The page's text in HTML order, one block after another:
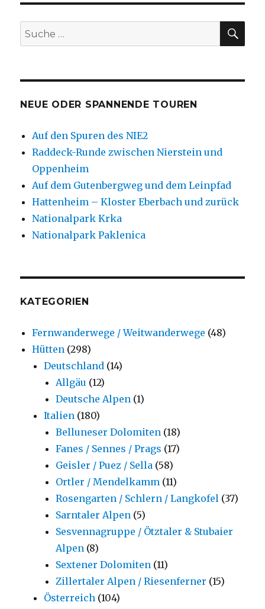
Suche
nach:
NEUE ODER SPANNENDE TOUREN
Auf den Spuren des NIE2
Raddeck-Runde zwischen Nierstein und
Oppenheim
Auf dem Gutenbergweg und dem Leinpfad
Hattenheim – Kloster Eberbach und zurück
Nationalpark Krka
Nationalpark Paklenica
KATEGORIEN
Fernwanderwege / Weitwanderwege (48)
Hütten (298)
Deutschland (14)
Allgäu (12)
Deutsche Alpen (1)
Italien (180)
Belluneser Dolomiten (18)
Fanes / Sennes / Prags (17)
Geisler / Puez / Sella (58)
Ortler / Mendelkamm (11)
Rosengarten / Schlern / Langkofel (37)
Sarntaler Alpen (5)
Sesvennagruppe / Ötztaler & Stubaier
Alpen (8)
Sextener Dolomiten (11)
Zillertaler Alpen / Riesenferner (15)
Österreich (104)